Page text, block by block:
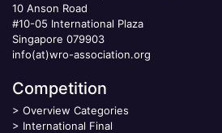
10 Anson Road
#10-05 International Plaza
Singapore 079903
info(at)wro-association.org
Competition
> Overview Categories
> International Final